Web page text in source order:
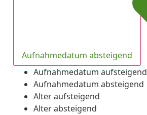
Aufnahmedatum absteigend
Aufnahmedatum aufsteigend
Aufnahmedatum absteigend
Alter aufsteigend
Alter absteigend